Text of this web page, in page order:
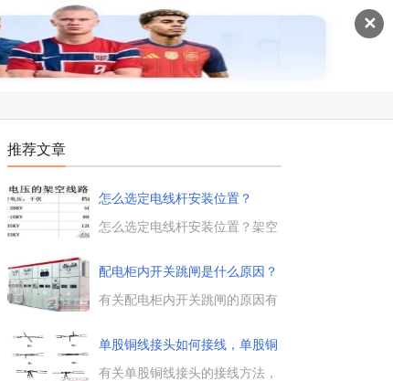
✕
推荐文章
怎么选定电线杆安装位置？
怎么选定电线杆安装位置？架空
现场测量来确定电线杆安装位
置，先确定线路始端和末端两基
电线杆安装的位置，再根据地形
杆的位置。...
配电柜内开关跳闸是什么原因？
有关配电柜内开关跳闸的原因有
原因，配电箱开关跳闸的先后顺
序，以及总开关和分开关的整定
值如何设定。...
单股铜线接头如何接线，单股铜
线接
有关单股铜线接头的接线方法，